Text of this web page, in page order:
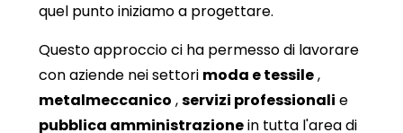
quel punto iniziamo a progettare.
Questo approccio ci ha permesso di lavorare
con aziende nei settori moda e tessile,
metalmeccanico ,servizi professionali e
pubblica amministrazionein tutta l'area di